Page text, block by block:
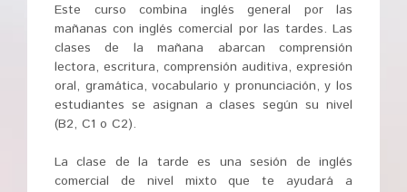
Este curso combina inglés general por las
mañanas con inglés comercial por las tardes. Las
clases de la mañana abarcan comprensión
lectora, escritura, comprensión auditiva, expresión
oral, gramática, vocabulario y pronunciación, y los
estudiantes se asignan a clases según su nivel
(B2, C1 o C2).
La clase de la tarde es una sesión de inglés
comercial de nivel mixto que te ayudará a